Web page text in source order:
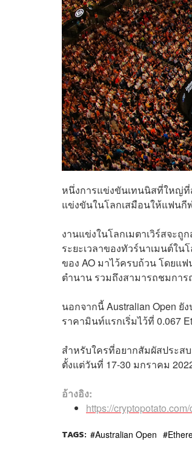
หนึ่งการแข่งขันเทนนิสที่ใหญ่ที่
แข่งขันในโลกเสมือนให้แฟนกี
งานแข่งในโลกเมตาเวิร์สจะถู
ระยะเวลาของทัวร์นาเมนต์ใน
ของ AO มาไว้ครบถ้วน โดยแ
ตำนาน รวมถึงสามารถชมการ
นอกจากนี้ Australian Open ยั
ราคามินท์แรกเริ่มไว้ที่ 0.067
สำหรับใครที่อยากสัมผัสประส
ตั้งแต่วันที่ 17-30 มกราคม
อ้างอิง:
https://
TAGS: Australian Open